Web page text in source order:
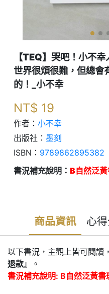
【TEQ】哭吧！小不幸
世界很煩很難，但總會
的！_小不幸
NT$ 19
作者： 小不幸
出版社： 墨刻
ISBN： 9789862895382
書況補充說明： B自然泛黃
商品資訊 心
以下書況，主觀上皆可閱讀
退款』。
書況補充說明: B自然泛黃書